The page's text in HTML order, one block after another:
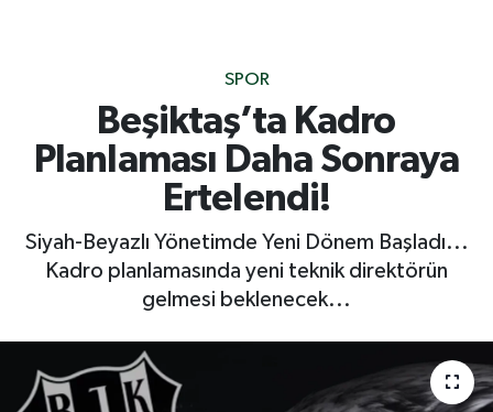
SPOR
Beşiktaş’ta Kadro
Planlaması Daha Sonraya
Ertelendi!
Siyah-Beyazlı Yönetimde Yeni Dönem Başladı...
Kadro planlamasında yeni teknik direktörün
gelmesi beklenecek...